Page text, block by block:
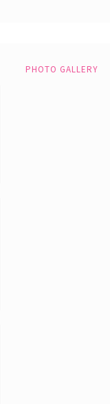
PHOTO GALLERY